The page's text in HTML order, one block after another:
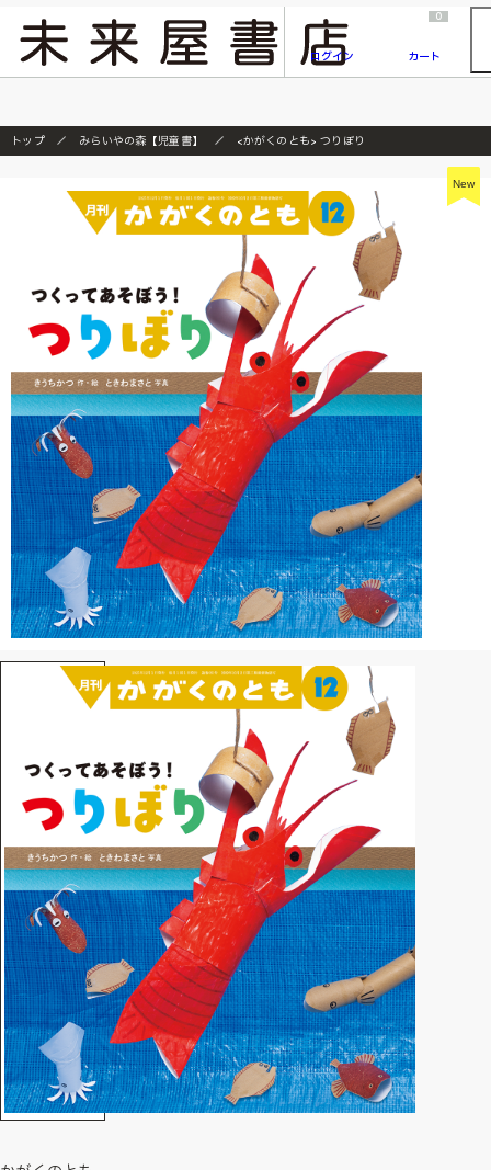
『ONE PIECE magazine 021 ONE PIECEカード付き同梱版』発売延期のご案内
ログイン
0
カート
トップ みらいやの森【児童書】 <かがくのとも> つりぼり
New